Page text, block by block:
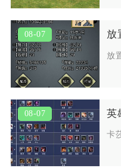
08-07
放
08-07
卡